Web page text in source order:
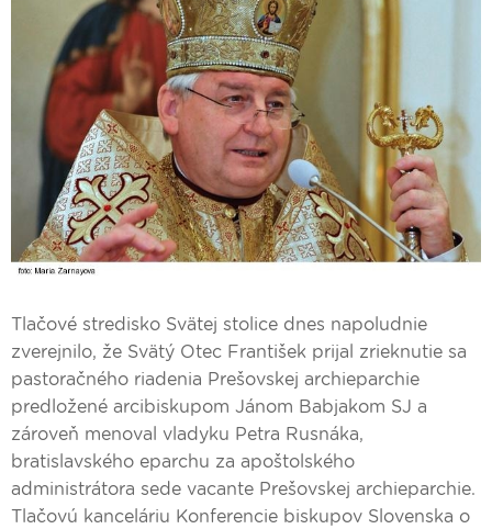
Tlačové stredisko Svätej stolice dnes napoludnie
zverejnilo, že Svätý Otec František prijal zrieknutie sa
pastoračného riadenia Prešovskej archieparchie
predložené arcibiskupom Jánom Babjakom SJ a
zároveň menoval vladyku Petra Rusnáka,
bratislavského eparchu za apoštolského
administrátora sede vacante Prešovskej archieparchie.
Tlačovú kanceláriu Konferencie biskupov Slovenska o